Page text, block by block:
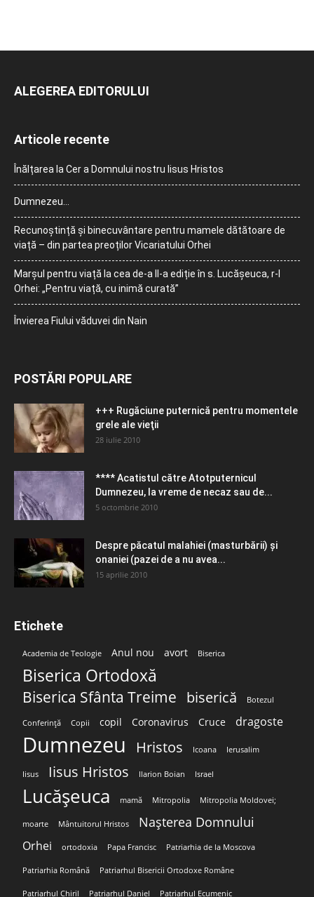
ALEGEREA EDITORULUI
Articole recente
Înălțarea la Cer a Domnului nostru Iisus Hristos
Dumnezeu…
Recunoștință și binecuvântare pentru mamele dătătoare de
viață – din partea preoților Vicariatului Orhei
Marșul pentru viață la cea de-a II-a ediție în s. Lucășeuca, r-l
Orhei: „Pentru viață, cu inimă curată”
Învierea Fiului văduvei din Nain
POSTĂRI POPULARE
+++ Rugăciune puternică pentru momentele
grele ale vieţii
28 iulie 2010
**** Acatistul către Atotputernicul
Dumnezeu, la vreme de necaz sau de...
5 octombrie 2010
Despre păcatul malahiei (masturbării) şi
onaniei (pazei de a nu avea...
15 aprilie 2010
Etichete
Academia de Teologie Anul nou avort Biserica
Biserica Ortodoxă
Biserica Sfânta Treime biserică Botezul
Conferință Copii copil Coronavirus Cruce dragoste
Dumnezeu Hristos Icoana Ierusalim
Iisus Iisus Hristos Ilarion Boian Israel
Lucășeuca mamă Mitropolia Mitropolia Moldovei;
moarte Mântuitorul Hristos Nașterea Domnului
Orhei ortodoxia Papa Francisc Patriarhia de la Moscova
Patriarhia Română Patriarhul Bisericii Ortodoxe Române
Patriarhul Chiril Patriarhul Daniel Patriarhul Ecumenic